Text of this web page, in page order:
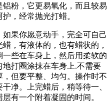
粉，它更易氧化，而且较易
，经常抛光打蜡。
果你愿意动手，完全可自己
，有液体的，也有蜡状的，
些在车身上，然后用柔软的
打圈涂抹在车身上.不需要
但要平整、均匀。操作时不
净。上完蜡后，稍等待一、
有一个附着凝固的时间。